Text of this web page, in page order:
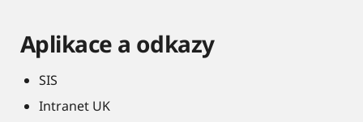
Aplikace a odkazy
SIS
Intranet UK